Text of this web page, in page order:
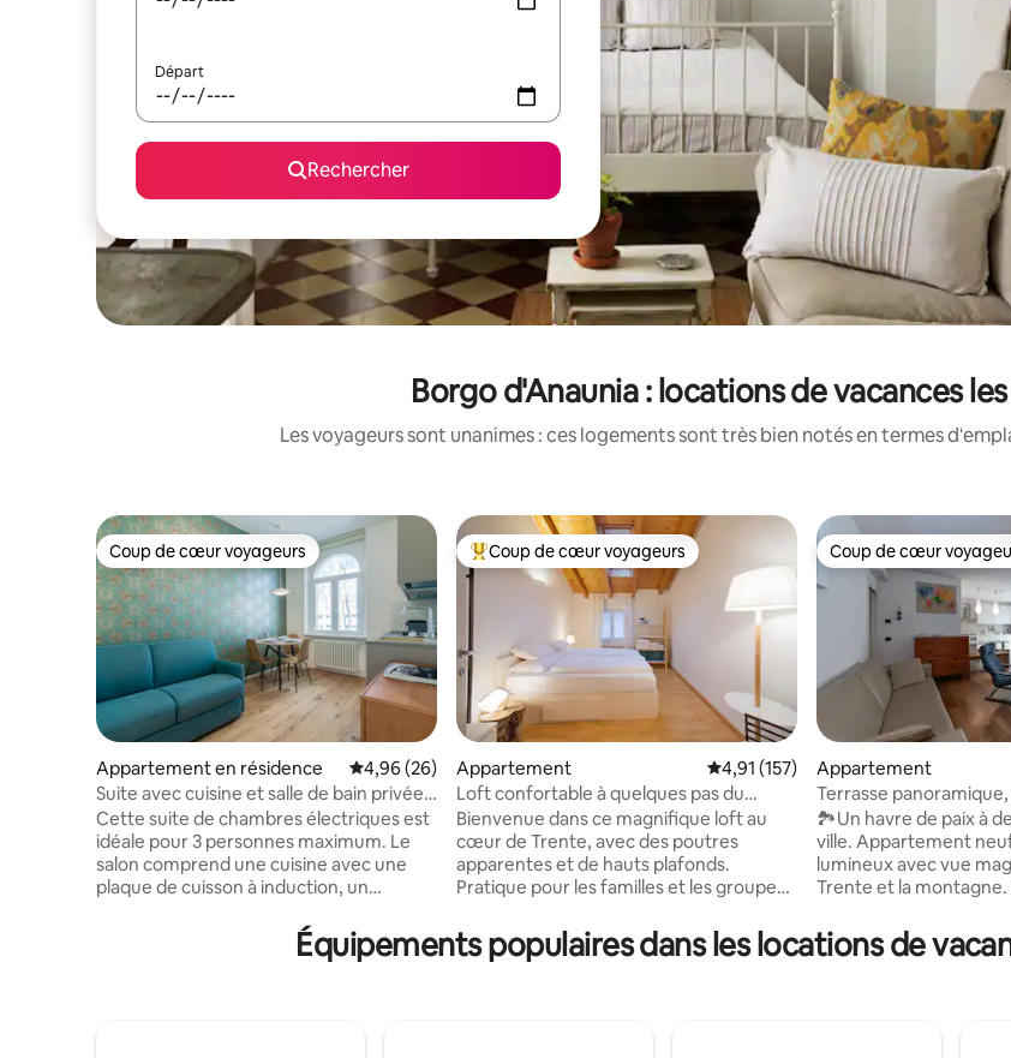
Départ
Rechercher
Borgo d'Anaunia : locations de vacances
Les voyageurs sont unanimes : ces logements sont très bien notés en termes
Coup de cœur voyageurs
Coup de cœur voyageurs
Appartement en résidence Évaluation moyenne sur la base de 26 commentaires : 4,96 sur 5
4,96 (26)
Suite avec cuisine et salle de bain privée
pour 3 personnes.
Cette suite de chambres électriques est
idéale pour 3 personnes maximum. Le
salon comprend une cuisine avec une
plaque de cuisson à induction, un
canapé-lit (matelas de 120 cm) offre de la
détente devant la télévision connectée
Coups de cœur voyageurs les plus appréciés
Coup de cœur voyageurs
Appartement Évaluation moyenne sur la base de
4,91 (157)
Loft confortable à quelques pas du
Duomo – Il Blu
Bienvenue dans ce magnifique loft au
cœur de Trente, avec des poutres
apparentes et de hauts plafonds.
Pratique pour les familles et les groupes
sentiers des Dolomites, des pistes
cyclables de l’Adige et des principales
Coup de cœur
Coup de cœur
Appartement
Terrasse
parkings
🏞️Un havre de paix à
ville. Appartement
lumineux avec vue
Trente et la montagne.
accessible en 15
5 minutes en voiture et
mètres carrés
Équipements populaires dans les locations de